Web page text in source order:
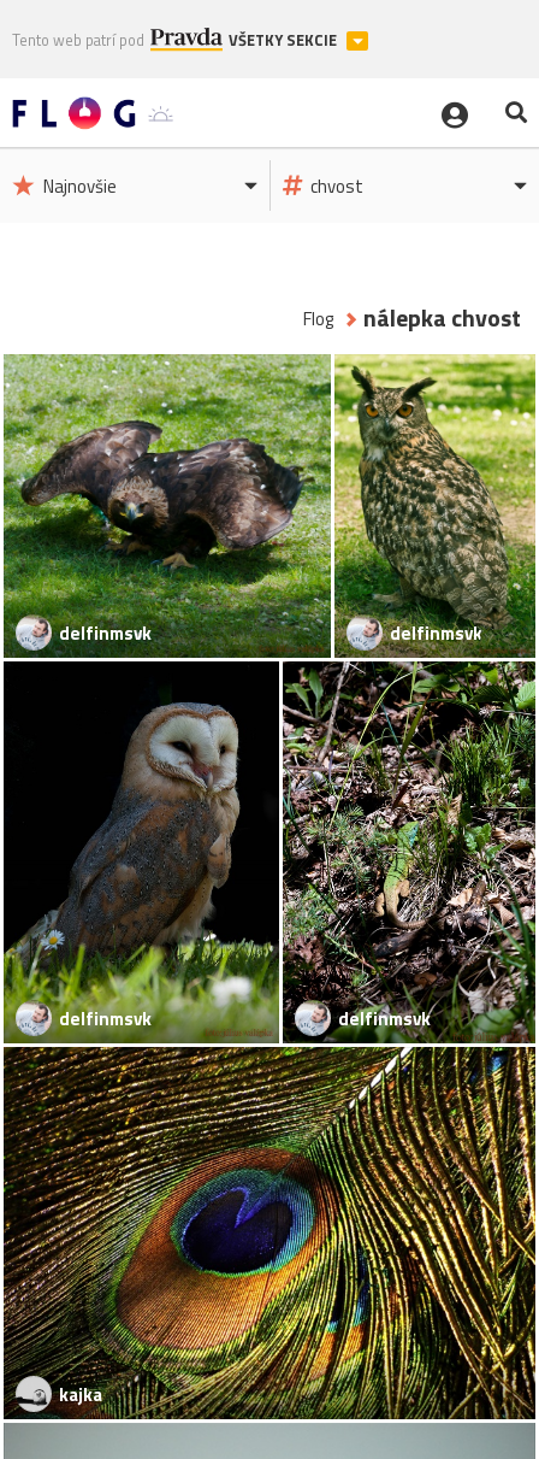
Tento web patrí pod VŠETKY SEKCIE
Najnovšie chvost
Flog nálepka chvost
delfinmsvk delfinmsvk
delfinmsvk delfinmsvk
kajka